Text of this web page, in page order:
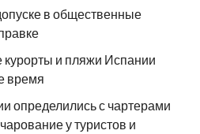
в общественные
курорты и пляжи Испании
время
определились с чартерами
у туристов и